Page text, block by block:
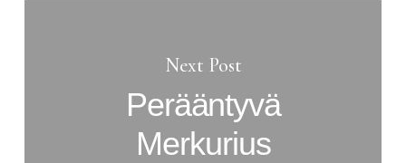
Next Post
Perääntyvä
Merkurius